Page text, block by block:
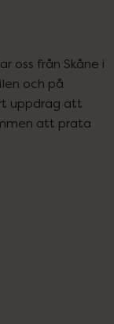
oss från Skåne i
och på
uppdrag att
att prata